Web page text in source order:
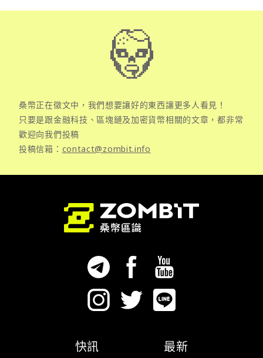
桑幣正在徵文中，我們想要讓好的東西讓更多人看見！
只要是跟金融科技、區塊鏈及加密貨幣相關的文章，都非常
歡迎向我們投稿
投稿信箱： contact@zombit.info
快訊 最新